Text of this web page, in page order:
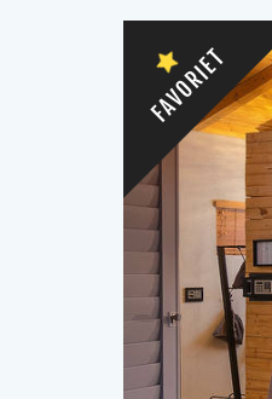
FAVORIET